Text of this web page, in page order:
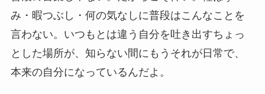
み・暇つぶし・何の気なしに普段はこんなことを
言わない。いつもとは違う自分を吐き出すちょっ
とした場所が、知らない間にもうそれが日常で、
本来の自分になっているんだよ。